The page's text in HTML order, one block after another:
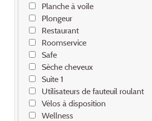
Planche à voile
Plongeur
Restaurant
Roomservice
Safe
Sèche cheveux
Suite 1
Utilisateurs de fauteuil roulant
Vélos à disposition
Wellness